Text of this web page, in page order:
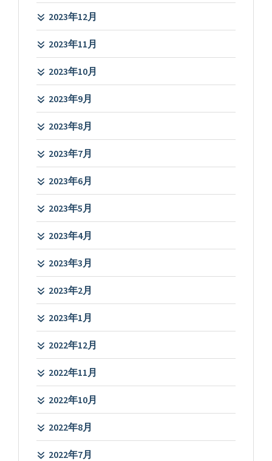
2023年12月
2023年11月
2023年10月
2023年9月
2023年8月
2023年7月
2023年6月
2023年5月
2023年4月
2023年3月
2023年2月
2023年1月
2022年12月
2022年11月
2022年10月
2022年8月
2022年7月